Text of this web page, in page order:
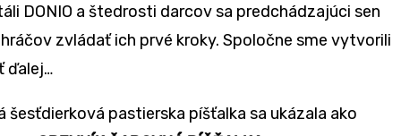
DONIO a štedrosti darcov sa predchádzajúci sen
zvládať ich prvé kroky. Spoločne sme vytvorili
ďalej…
pastierska píšťalka sa ukázala ako